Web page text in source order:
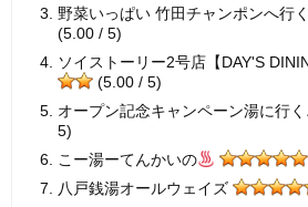
野菜いっぱい 竹田チャンポンへ行
(5.00 / 5)
ソイストーリー2号店【DAY'S
(5.00 / 5)
オープン記念キャンペーン湯に行く
5)
こー湯ーてんかいの
八戸銭湯オールウェイズ